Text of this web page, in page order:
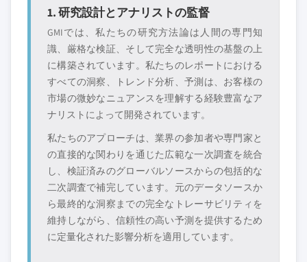
1. 研究設計とアナリストの監督
GMIでは、私たちの研究方法論は人間の専門知
識、厳格な検証、そして完全な透明性の基盤の上
に構築されています。私たちのレポートにおける
すべての洞察、トレンド分析、予測は、お客様の
市場の微妙なニュアンスを理解する経験豊富なア
ナリストによって開発されています。
私たちのアプローチは、業界の参加者や専門家と
の直接的な関わりを通じた広範な一次調査を統合
し、検証済みのグローバルソースからの包括的な
二次調査で補完しています。元のデータソースか
ら最終的な洞察までの完全なトレーサビリティを
維持しながら、信頼性の高い予測を提供するため
に定量化された影響分析を適用しています。